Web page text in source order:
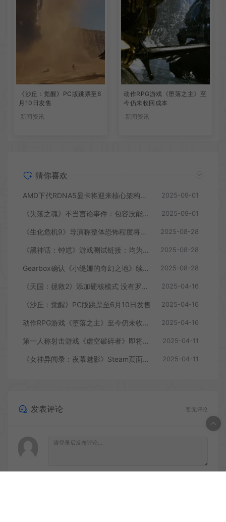
《沙丘：觉醒》PC版跳票至6
月10日发售
新闻资讯
动作RPG游戏《堕落之主》至
今仍未收回成本
新闻资讯
猜你喜欢
AMD下代RDNA5显卡将迎来核心架构大幅升级 2025-09-01
《失落之魂》不当言论事件：包容没能消解过激言论 2025-09-01
《生化危机9》导演称整体恐怖程度将进一步提升 2025-08-28
《黑神话：钟馗》游戏测试链接：均为骗子 2025-08-28
Gearbox确认《小缇娜的奇幻之地》续作正在开发中 2025-08-28
《天国：拯救2》添加硬核模式 没有罗盘和快速旅行 2025-04-16
《沙丘：觉醒》PC版跳票至6月10日发售 2025-04-16
动作RPG游戏《堕落之主》至今仍未收回成本 2025-04-16
第一人称射击游戏《虚空破碎者》即将多平台上线 2025-04-11
《女神异闻录：夜幕魅影》Steam页面上线 2025-04-11
发表评论 暂无评论